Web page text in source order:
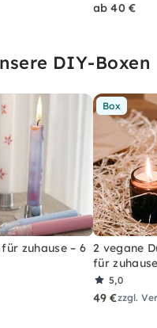
ab 40 €
DIY-Boxen
zuhause – 6
Box
2 vegane
für zuhause
5,0
49 €zzgl.